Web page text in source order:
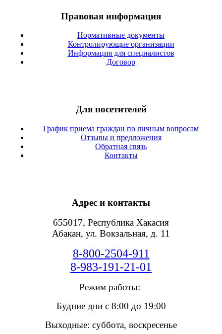
Правовая информация
Нормативные документы
Контролирующие организации
Информация для специалистов
Договор
Для посетителей
График приема граждан по личным вопросам
Отзывы и предложения
Обратная связь
Контакты
Адрес и контакты
655017, Республика Хакасия
Абакан, ул. Вокзальная, д. 11
8-800-2504-911
8-983-191-21-01
Режим работы:
Будние дни с 8:00 до 19:00
Выходные: суббота, воскресенье